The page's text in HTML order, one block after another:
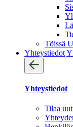
Töissä
Yhteystiedot
Yhteystiedot
Tilaa